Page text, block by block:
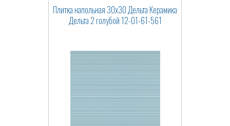
Плитка напольная 30x30 Дельта Керамика
Дельта 2 голубой 12-01-61-561